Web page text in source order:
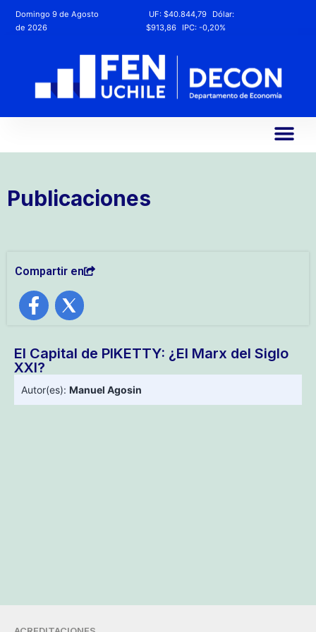
Domingo 9 de Agosto
de 2026
UF:$40.844,79
Dólar:
$913,86
IPC:-0,20%
Publicaciones
Compartir en
El Capital de PIKETTY: ¿El Marx del Siglo
XXI?
Autor(es): Manuel Agosin